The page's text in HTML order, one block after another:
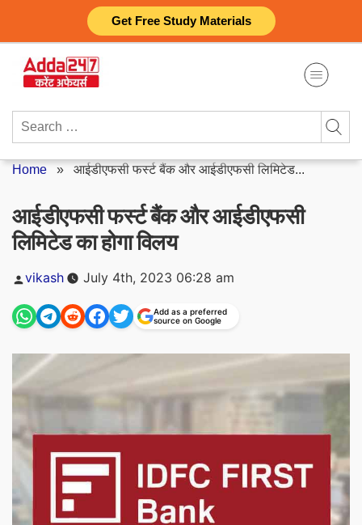
Get Free Study Materials
content
Search
Home » आईडीएफसी फर्स्ट बैंक और आईडीएफसी लिमिटेड...
आईडीएफसी फर्स्ट बैंक और आईडीएफसी
लिमिटेड का होगा विलय
Posted
vikash July 4th, 2023 06:28 am
Add as a preferred
source on Google